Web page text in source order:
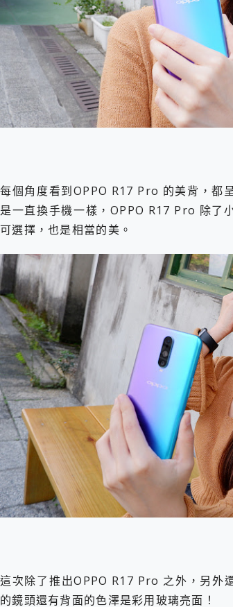
每個角度看到OPPO R17 Pro 的美背，都
是一直換手機一樣，OPPO R17 Pro 除了
可選擇，也是相當的美。
這次除了推出OPPO R17 Pro 之外，另外
的鏡頭還有背面的色澤是彩用玻璃亮面！